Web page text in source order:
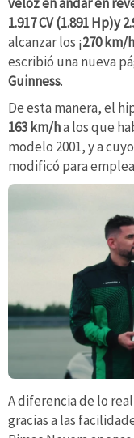
1.917 CV (1.891 Hp)y
alcanzar los ¡270 km/
escribió una nueva
Guinness.
De esta manera, el
163 km/ha los que
modelo 2001, y a
modificó para
A diferencia de lo
gracias a las